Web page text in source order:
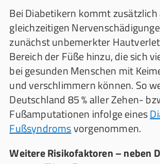
Bei Diabetikern kommt
gleichzeitigen
zunächst unbemerkter
Bereich der Füße hinzu, die sich
bei gesunden Menschen mit
und verschlimmern können. So
Deutschland 85 % aller Zehen-
Fußamputationen infolge eines
Fußsyndromsvorgenommen.
Weitere Risikofaktoren – neben